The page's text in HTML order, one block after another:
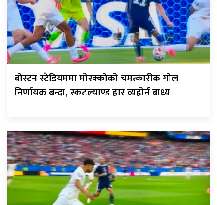
बोस्टन स्टेडियममा मोरक्कोको चमत्कारीक गोल
निर्णायक बन्दा, स्कटल्याण्ड हार व्यहोर्न बाध्य